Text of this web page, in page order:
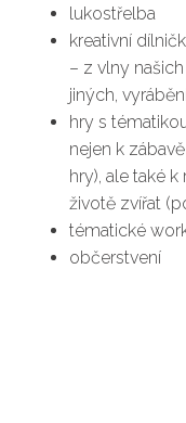
lukostřelba
kreativní
– z vlny
jiných,
hry s
nejen k
hry), ale také
životě zvířat
tématické
občerstvení